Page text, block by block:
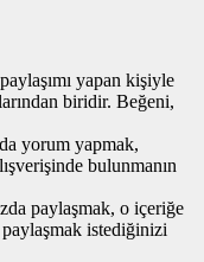
yapan kişiyle
biridir. Beğeni,
yorum yapmak,
bulunmanın
paylaşmak, o içeriğe
istediğinizi